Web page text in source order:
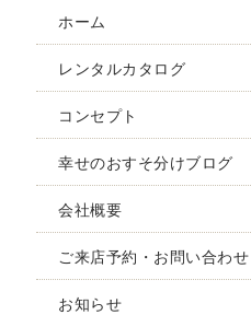
ホーム
レンタルカタログ
コンセプト
幸せのおすそ分けブログ
会社概要
ご来店予約・お問い合わせ
お知らせ